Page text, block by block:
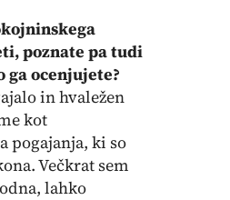
poznate pa tudi
ocenjujete?
in hvaležen
kot
pogajanja, ki so
Večkrat sem
lahko